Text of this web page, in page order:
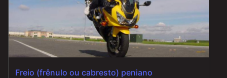
Freio (frênulo ou cabresto) peniano